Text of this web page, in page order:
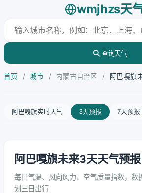
wmjhzs天
查询天气
首页 / 城市 / 内蒙古自治区 / 阿巴嘎旗
阿巴嘎旗实时天气 3天预报 7天预报
阿巴嘎旗未来3天天气预报
每日气温、风向风力、空气质量指数，数
划三日出行